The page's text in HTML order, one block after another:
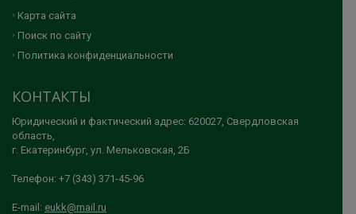
Карта сайта
Поиск по сайту
Политика конфиденциальности
КОНТАКТЫ
Юридический и фактический адрес: 620027, Свердловская
область,
г. Екатеринбург, ул. Мельковская, 2Б
Телефон: +7 (343) 371-45-96
E-mail: eukk@mail.ru